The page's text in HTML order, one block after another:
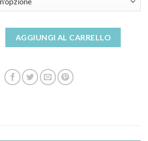
AGGIUNGI AL CARRELLO